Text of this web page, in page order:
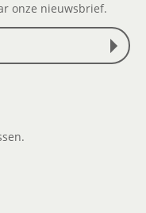
onze nieuwsbrief.